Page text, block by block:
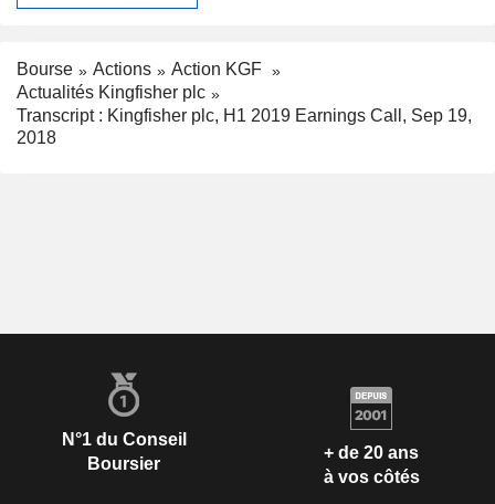
Bourse Actions
Action KGF
Actualités Kingfisher plc
Transcript : Kingfisher plc, H1 2019 Earnings Call, Sep 19,
2018
N°1 du Conseil
Boursier
+ de 20 ans
à vos côtés